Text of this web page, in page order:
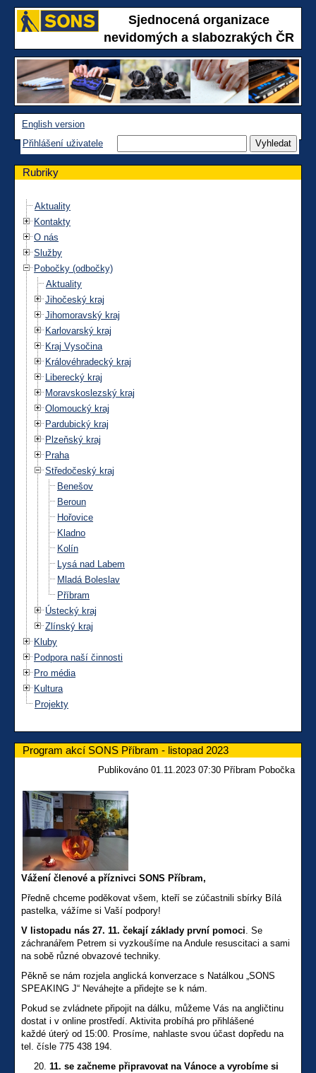
Sjednocená organizace
nevidomých a slabozrakých ČR
English version
Přihlášení uživatele
Rubriky
Aktuality
Kontakty
O nás
Služby
Pobočky (odbočky)
Aktuality
Jihočeský kraj
Jihomoravský kraj
Karlovarský kraj
Kraj Vysočina
Královéhradecký kraj
Liberecký kraj
Moravskoslezský kraj
Olomoucký kraj
Pardubický kraj
Plzeňský kraj
Praha
Středočeský kraj
Benešov
Beroun
Hořovice
Kladno
Kolín
Lysá nad Labem
Mladá Boleslav
Příbram
Ústecký kraj
Zlínský kraj
Kluby
Podpora naší činnosti
Pro média
Kultura
Projekty
Program akcí SONS Příbram - listopad 2023
Publikováno 01.11.2023 07:30 Příbram Pobočka
Vážení členové a příznivci SONS Příbram,
Předně chceme poděkovat všem, kteří se zúčastnili sbírky Bílá
pastelka, vážíme si Vaší podpory!
V listopadu nás 27. 11. čekají základy první pomoci. Se
záchranářem Petrem si vyzkoušíme na Andule resuscitaci a sami
na sobě různé obvazové techniky.
Pěkně se nám rozjela anglická konverzace s Natálkou „SONS
SPEAKING J“ Neváhejte a přidejte se k nám.
Pokud se zvládnete připojit na dálku, můžeme Vás na angličtinu
dostat i v online prostředí. Aktivita probíhá pro přihlášené
každé úterý od 15:00. Prosíme, nahlaste svou účast dopředu na
tel. čísle 775 438 194.
11. se začneme připravovat na Vánoce a vyrobíme si